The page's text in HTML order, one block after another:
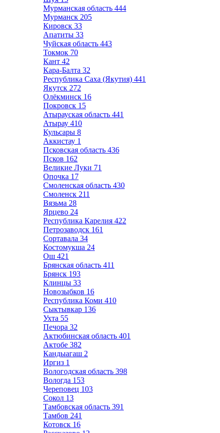
Мурманская область 444
Мурманск 205
Кировск 33
Апатиты 33
Чуйская область 443
Токмок 70
Кант 42
Кара-Балта 32
Республика Саха (Якутия) 441
Якутск 272
Олёкминск 16
Покровск 15
Атырауская область 441
Атырау 410
Кульсары 8
Аккистау 1
Псковская область 436
Псков 162
Великие Луки 71
Опочка 17
Смоленская область 430
Смоленск 211
Вязьма 28
Ярцево 24
Республика Карелия 422
Петрозаводск 161
Сортавала 34
Костомукша 24
Ош 421
Брянская область 411
Брянск 193
Клинцы 33
Новозыбков 16
Республика Коми 410
Сыктывкар 136
Ухта 55
Печора 32
Актюбинская область 401
Актобе 382
Кандыагаш 2
Иргиз 1
Вологодская область 398
Вологда 153
Череповец 103
Сокол 13
Тамбовская область 391
Тамбов 241
Котовск 16